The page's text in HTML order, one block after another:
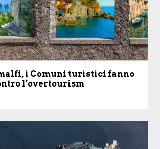
i Comuni turistici fanno
l’overtourism